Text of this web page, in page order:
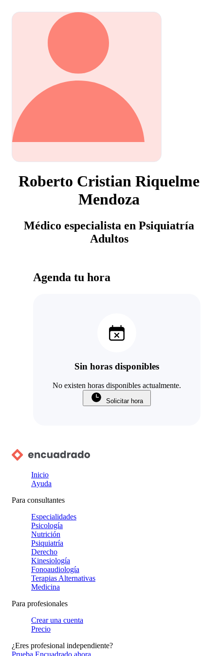
Roberto Cristian Riquelme
Mendoza
Médico especialista en Psiquiatría
Adultos
Agenda tu hora
Sin horas disponibles
No existen horas disponibles actualmente.
Solicitar hora
Inicio
Ayuda
Para consultantes
Especialidades
Psicología
Nutrición
Psiquiatría
Derecho
Kinesiología
Fonoaudiología
Terapias Alternativas
Medicina
Para profesionales
Crear una cuenta
Precio
¿Eres profesional independiente?